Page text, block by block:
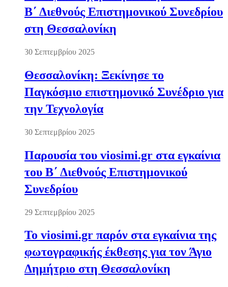
Β΄ Διεθνούς Επιστημονικού Συνεδρίου
στη Θεσσαλονίκη
30 Σεπτεμβρίου 2025
Θεσσαλονίκη: Ξεκίνησε το
Παγκόσμιο επιστημονικό Συνέδριο για
την Τεχνολογία
30 Σεπτεμβρίου 2025
Παρουσία του viosimi.gr στα εγκαίνια
του Β΄ Διεθνούς Επιστημονικού
Συνεδρίου
29 Σεπτεμβρίου 2025
Το viosimi.gr παρόν στα εγκαίνια της
φωτογραφικής έκθεσης για τον Άγιο
Δημήτριο στη Θεσσαλονίκη